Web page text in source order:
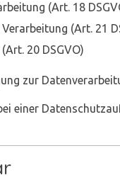
(Art. 18
(Art. 21
20 DSGVO)
zur
einer